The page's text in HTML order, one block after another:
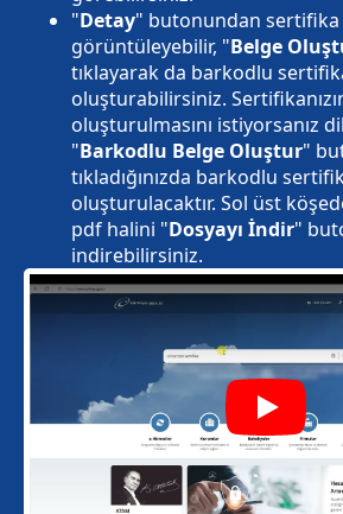
Play
"Detay" butonundan sertifika
görüntüleyebilir, "Belge
tıklayarak da barkodlu
oluşturabilirsiniz.
oluşturulmasını istiyorsanız
"Barkodlu Belge Oluştur"
tıkladığınızda barkodlu
oluşturulacaktır. Sol üst
pdf halini "Dosyayı İndir"
indirebilirsiniz.